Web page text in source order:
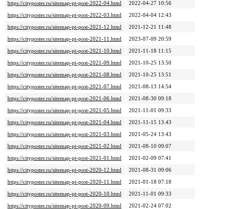
https://cityposter.ru/sitemap-pt-post-2022-04.html
2022-04-27 10:56
https://cityposter.ru/sitemap-pt-post-2022-03.html
2022-04-04 12:43
https://cityposter.ru/sitemap-pt-post-2021-12.html
2021-12-21 11:48
https://cityposter.ru/sitemap-pt-post-2021-11.html
2023-07-09 20:59
https://cityposter.ru/sitemap-pt-post-2021-10.html
2021-11-18 11:15
https://cityposter.ru/sitemap-pt-post-2021-09.html
2021-10-25 13:50
https://cityposter.ru/sitemap-pt-post-2021-08.html
2021-10-25 13:51
https://cityposter.ru/sitemap-pt-post-2021-07.html
2021-08-13 14:54
https://cityposter.ru/sitemap-pt-post-2021-06.html
2021-08-30 09:18
https://cityposter.ru/sitemap-pt-post-2021-05.html
2021-11-01 09:33
https://cityposter.ru/sitemap-pt-post-2021-04.html
2021-11-15 13:43
https://cityposter.ru/sitemap-pt-post-2021-03.html
2021-05-24 13:43
https://cityposter.ru/sitemap-pt-post-2021-02.html
2021-08-10 09:07
https://cityposter.ru/sitemap-pt-post-2021-01.html
2021-02-09 07:41
https://cityposter.ru/sitemap-pt-post-2020-12.html
2021-08-31 09:06
https://cityposter.ru/sitemap-pt-post-2020-11.html
2021-01-18 07:18
https://cityposter.ru/sitemap-pt-post-2020-10.html
2021-11-01 09:33
https://cityposter.ru/sitemap-pt-post-2020-09.html
2021-02-24 07:02